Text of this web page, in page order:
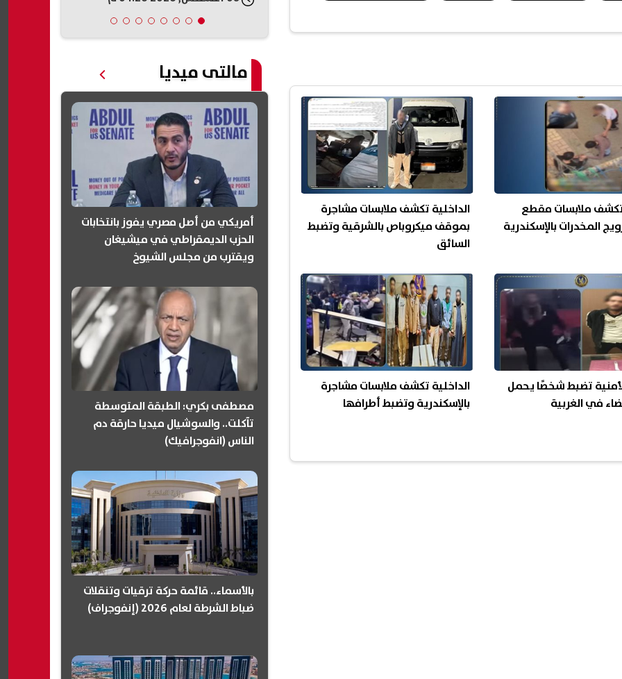
تكشف ملابسات مقطع
المخدرات بالإسكندرية
الداخلية تكشف ملابسات مشاجرة
بموقف ميكروباص بالشرقية وتضبط
السائق
تضبط شخصًا يحمل
في الغربية
الداخلية تكشف ملابسات مشاجرة
بالإسكندرية وتضبط أطرافها
مالتى ميديا
أمريكي من أصل مصري يفوز بانتخابات
الحزب الديمقراطي في ميشيغان
ويقترب من مجلس الشيوخ
مصطفى بكري: الطبقة المتوسطة
تآكلت.. والسوشيال ميديا حارقة دم
الناس (انفوجرافيك)
بالأسماء.. قائمة حركة ترقيات وتنقلات
ضباط الشرطة لعام 2026 (إنفوجراف)